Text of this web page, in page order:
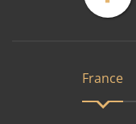
France